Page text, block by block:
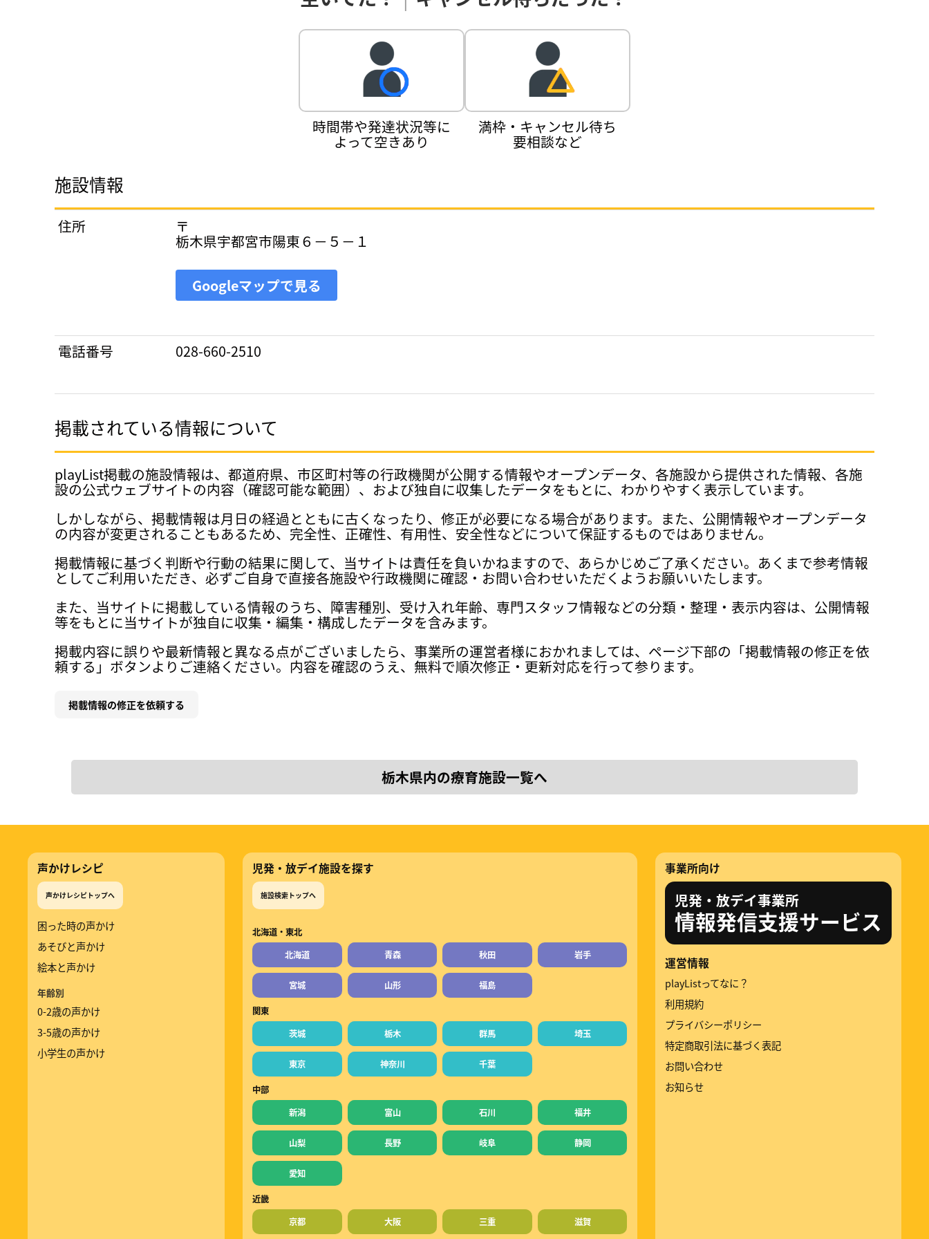
時間帯や発達状況等に
よって空きあり
満枠・キャンセル待ち
要相談など
施設情報
住所 〒
栃木県宇都宮市陽東６－５－１
Googleマップで見る
電話番号 028-660-2510
掲載されている情報について
playList掲載の施設情報は、都道府県、市区町村等の行政機関が公開する情報やオープンデータ、各施設から提供された情報、各施
設の公式ウェブサイトの内容（確認可能な範囲）、および独自に収集したデータをもとに、わかりやすく表示しています。
しかしながら、掲載情報は月日の経過とともに古くなったり、修正が必要になる場合があります。また、公開情報やオープンデータ
の内容が変更されることもあるため、完全性、正確性、有用性、安全性などについて保証するものではありません。
掲載情報に基づく判断や行動の結果に関して、当サイトは責任を負いかねますので、あらかじめご了承ください。あくまで参考情報
としてご利用いただき、必ずご自身で直接各施設や行政機関に確認・お問い合わせいただくようお願いいたします。
また、当サイトに掲載している情報のうち、障害種別、受け入れ年齢、専門スタッフ情報などの分類・整理・表示内容は、公開情報
等をもとに当サイトが独自に収集・編集・構成したデータを含みます。
掲載内容に誤りや最新情報と異なる点がございましたら、事業所の運営者様におかれましては、ページ下部の「掲載情報の修正を依
頼する」ボタンよりご連絡ください。内容を確認のうえ、無料で順次修正・更新対応を行って参ります。
掲載情報の修正を依頼する
栃木県内の療育施設一覧へ
声かけレシピ
声かけレシピトップへ
困った時の声かけ
あそびと声かけ
絵本と声かけ
年齢別
0-2歳の声かけ
3-5歳の声かけ
小学生の声かけ
児発・放デイ施設を探す
施設検索トップへ
北海道・東北
北海道
青森 秋田 岩手
宮城 山形 福島
関東
茨城
栃木 群馬 埼玉
東京 神奈川 千葉
中部
新潟
富山 石川 福井
山梨 長野 岐阜 静岡
愛知
近畿
京都
大阪 三重 滋賀
事業所向け
児発・放デイ事業所
情報発信支援サービス
運営情報
playListってなに？
利用規約
プライバシーポリシー
特定商取引法に基づく表記
お問い合わせ
お知らせ